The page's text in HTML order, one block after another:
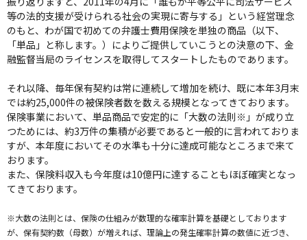
等の法的支援が受けられる社会の実現に寄与する」という経営理念
のもと、わが国で初めての弁護士費用保険を単独の商品（以下、
「単品」と称します。）によりご提供していこうとの決意の下、金
融監督当局のライセンスを取得してスタートしたものであります。
それ以降、毎年保有契約は常に連続して増加を続け、既に本年3月末
では約25,000件の被保険者数を数える規模となってきております。
保険事業において、単品商品で安定的に「大数の法則※」が成り立
つためには、約3万件の集積が必要であると一般的に言われておりま
すが、本年度においてその水準も十分に達成可能なところまで来て
おります。
また、保険料収入も今年度は10億円に達することもほぼ確実となっ
てきております。
※大数の法則とは、保険の仕組みが数理的な確率計算を基礎としております
が、保有契約数（母数）が増えれば、理論上の発生確率計算の数値に近づき、